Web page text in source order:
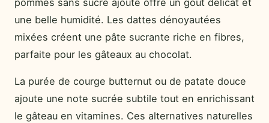
pommes sans sucre ajouté offre un goût délicat et
une belle humidité. Les dattes dénoyautées
mixées créent une pâte sucrante riche en fibres,
parfaite pour les gâteaux au chocolat.
La purée de courge butternut ou de patate douce
ajoute une note sucrée subtile tout en enrichissant
le gâteau en vitamines. Ces alternatives naturelles